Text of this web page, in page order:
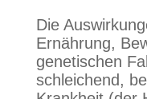
Die
Ernährung,
genetischen
schleichend,